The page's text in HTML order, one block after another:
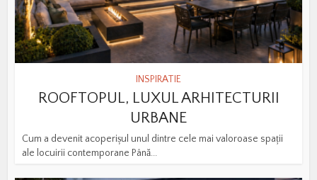
INSPIRATIE
ROOFTOPUL, LUXUL ARHITECTURII
URBANE
Cum a devenit acoperișul unul dintre cele mai valoroase spații
ale locuirii contemporane Până...